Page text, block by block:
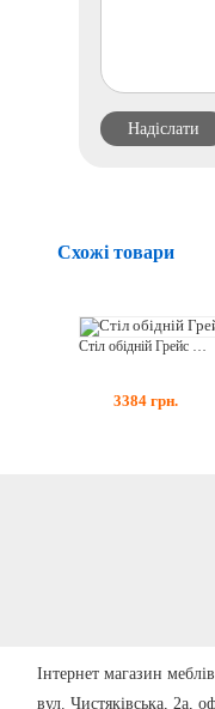
Схожі товари
3384 грн.
Інтернет магазин
вул. Чистяківська, 2а,